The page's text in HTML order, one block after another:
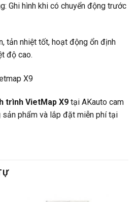
Ghi hình khi có chuyển động trước
tản nhiệt tốt, hoạt động ổn định
độ cao.
trình VietMap X9 tại AKauto cam
phẩm và lắp đặt miễn phí tại